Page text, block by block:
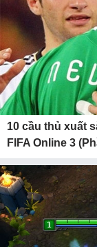
10 cầu thủ xuất
FIFA Online 3